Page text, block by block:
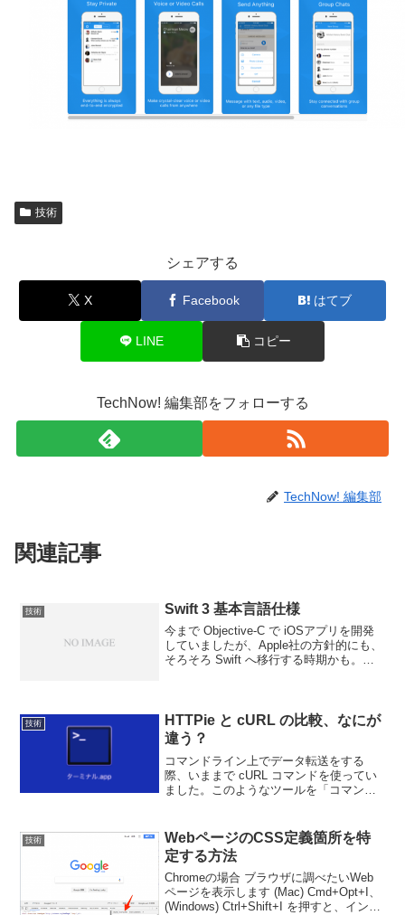
技術
シェアする
X Facebook はてブ
LINE コピー
TechNow! 編集部をフォローする
TechNow! 編集部
関連記事
技術 Swift 3 基本言語仕様
今まで Objective-C で iOSアプリを開発
していましたが、Apple社の方針的にも、
そろそろ Swift へ移行する時期かも。と
技術
HTTPie と cURL の比較、なにが
違う？
コマンドライン上でデータ転送をする
際、いままで cURL コマンドを使ってい
ました。このようなツールを「コマンド
ができる HTTPie コマンドが注目されて
います...
技術
WebページのCSS定義箇所を特
定する方法
Chromeの場合 ブラウザに調べたいWeb
ページを表示します (Mac) Cmd+Opt+I、
(Windows) Ctrl+Shift+I を押すと、インス